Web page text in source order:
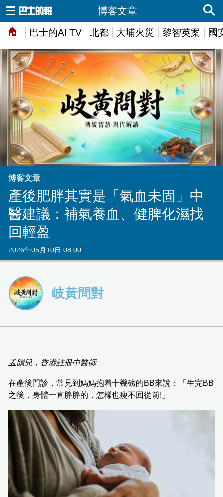
巴士的AI TV 北都 大埔火災 黎智英案 國
博客文章
博客文章
產後肥胖其實是「氣血未固」中
醫建議：補氣養血、健脾化濕找
回輕盈
2026年05月10日 08:00
岐黃問對
孟韻兒，香港註冊中醫師
在產後門診，常見到媽媽抱着十幾磅的BB來說：「生完BB
之後，身體一直胖胖的，怎樣也瘦不回從前!」